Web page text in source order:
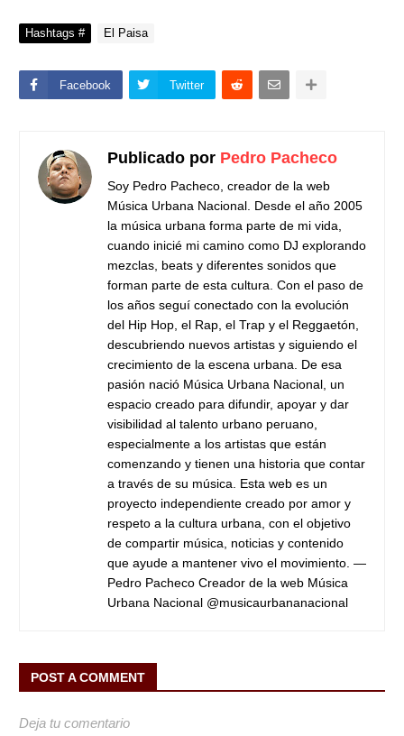
Hashtags # El Paisa
Facebook Twitter
Publicado por Pedro Pacheco
Soy Pedro Pacheco, creador de la web
Música Urbana Nacional. Desde el año 2005
la música urbana forma parte de mi vida,
cuando inicié mi camino como DJ explorando
mezclas, beats y diferentes sonidos que
forman parte de esta cultura. Con el paso de
los años seguí conectado con la evolución
del Hip Hop, el Rap, el Trap y el Reggaetón,
descubriendo nuevos artistas y siguiendo el
crecimiento de la escena urbana. De esa
pasión nació Música Urbana Nacional, un
espacio creado para difundir, apoyar y dar
visibilidad al talento urbano peruano,
especialmente a los artistas que están
comenzando y tienen una historia que contar
a través de su música. Esta web es un
proyecto independiente creado por amor y
respeto a la cultura urbana, con el objetivo
de compartir música, noticias y contenido
que ayude a mantener vivo el movimiento. —
Pedro Pacheco Creador de la web Música
Urbana Nacional @musicaurbananacional
POST A COMMENT
Deja tu comentario